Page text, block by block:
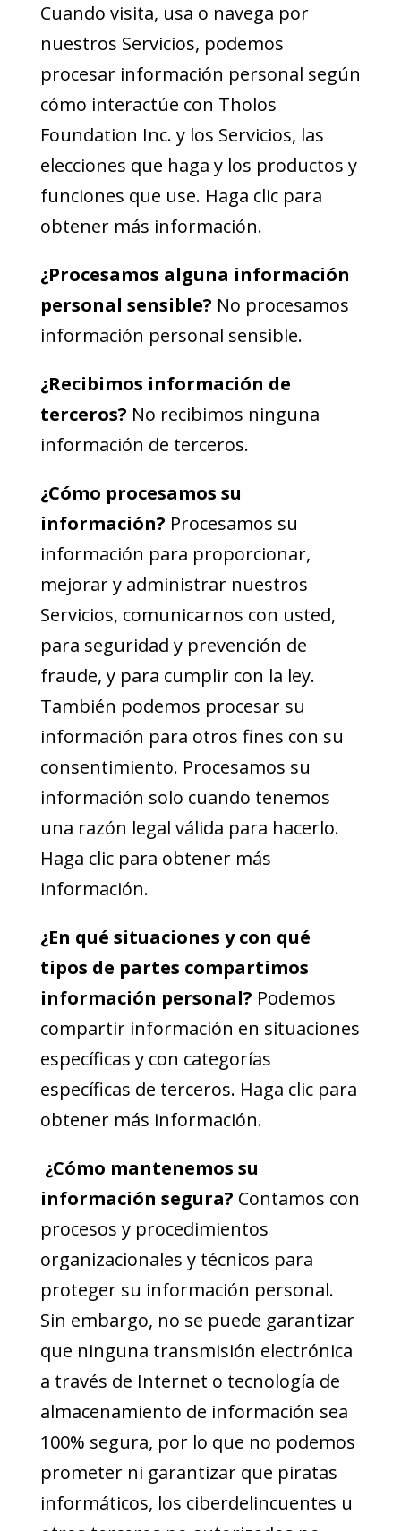
Cuando visita, usa o navega por
nuestros Servicios, podemos
procesar información personal según
cómo interactúe con Tholos
Foundation Inc. y los Servicios, las
elecciones que haga y los productos y
funciones que use. Haga clic para
obtener más información.
¿Procesamos alguna información
personal sensible? No procesamos
información personal sensible.
¿Recibimos información de
terceros? No recibimos ninguna
información de terceros.
¿Cómo procesamos su
información? Procesamos su
información para proporcionar,
mejorar y administrar nuestros
Servicios, comunicarnos con usted,
para seguridad y prevención de
fraude, y para cumplir con la ley.
También podemos procesar su
información para otros fines con su
consentimiento. Procesamos su
información solo cuando tenemos
una razón legal válida para hacerlo.
Haga clic para obtener más
información.
¿En qué situaciones y con qué
tipos de partes compartimos
información personal? Podemos
compartir información en situaciones
específicas y con categorías
específicas de terceros. Haga clic para
obtener más información.
¿Cómo mantenemos su
información segura? Contamos con
procesos y procedimientos
organizacionales y técnicos para
proteger su información personal.
Sin embargo, no se puede garantizar
que ninguna transmisión electrónica
a través de Internet o tecnología de
almacenamiento de información sea
100% segura, por lo que no podemos
prometer ni garantizar que piratas
informáticos, los ciberdelincuentes u